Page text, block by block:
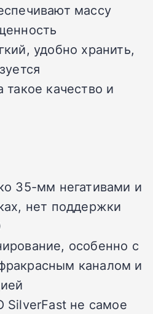
массу
удобно хранить,
качество и
35-мм негативами и
нет поддержки
особенно с
каналом и
SilverFast не самое